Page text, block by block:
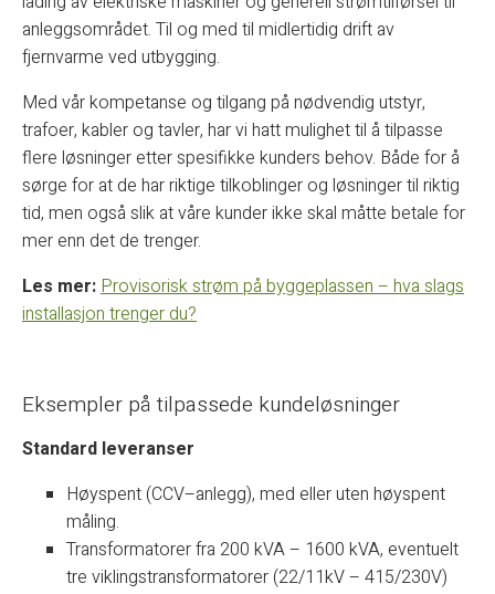
anleggsområdet. Til og med til midlertidig drift av
fjernvarme ved utbygging.
Med vår kompetanse og tilgang på nødvendig utstyr,
trafoer, kabler og tavler, har vi hatt mulighet til å tilpasse
flere løsninger etter spesifikke kunders behov. Både for å
sørge for at de har riktige tilkoblinger og løsninger til riktig
tid, men også slik at våre kunder ikke skal måtte betale for
mer enn det de trenger.
Les mer:Provisorisk strøm på byggeplassen – hva slags
installasjon trenger du?
Eksempler på tilpassede kundeløsninger
Standard leveranser
Høyspent (CCV–anlegg), med eller uten høyspent
måling.
Transformatorer fra 200 kVA – 1600 kVA, eventuelt
tre viklingstransformatorer (22/11kV – 415/230V)